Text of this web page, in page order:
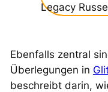
Legacy
Ebenfalls zentral
Überlegungen in
beschreibt darin,